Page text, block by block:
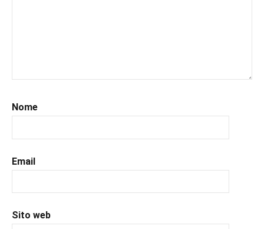
#recensionilibri,
#uncuoretrailibri
Nome
Email
Sito web